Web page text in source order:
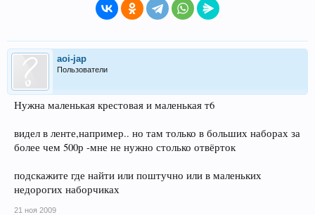
aoi-jap
Пользователи
Нужна маленькая крестовая и маленькая т6
видел в ленте,например.. но там только в больших наборах за
более чем 500р -мне не нужно столько отвёрток
подскажите где найти или поштучно или в маленьких
недорогих наборчиках
21 ноя 2009